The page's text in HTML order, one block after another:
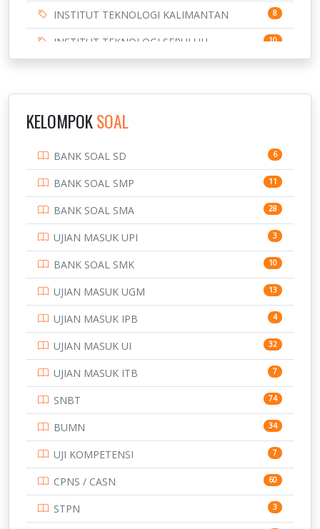
INSTITUT TEKNOLOGI KALIMANTAN 8
INSTITUT TEKNOLOGI SEPULUH
NOVEMBER
10
3
169
7
PTDI STTD 4
133
SMA 146
SMK 231
SMP 134
STIP 2
153
345
UNIVERSITAS AIRLANGGA 15
16
15
KELOMPOKSOAL
BANK SOAL SD 6
BANK SOAL SMP 11
BANK SOAL SMA 28
UJIAN MASUK UPI 3
BANK SOAL SMK 10
UJIAN MASUK UGM 13
UJIAN MASUK IPB 4
UJIAN MASUK UI 32
UJIAN MASUK ITB 7
SNBT 74
BUMN 34
UJI KOMPETENSI 7
CPNS / CASN 60
STPN 3